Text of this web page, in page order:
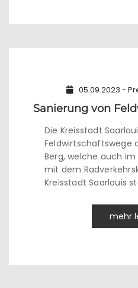
05.09.2023 -
Sanierung von
Die Kreisstadt
Feldwirtschaftswege
Berg, welche auch
mit dem
Kreisstadt Saarlouis
mehr